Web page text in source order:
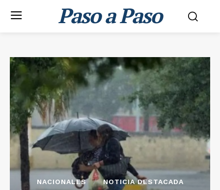
Paso a Paso
NACIONALES NOTICIA DESTACADA